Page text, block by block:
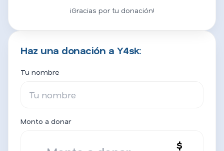
¡Gracias por tu donación!
Haz una donación a Y4sk:
Tu nombre
Monto a donar
$